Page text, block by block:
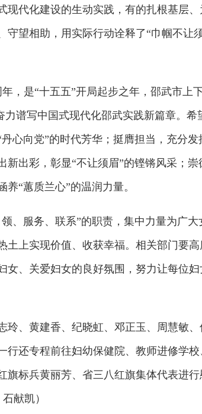
现代化建设的生动实践，有的扎根基层
望相助，用实际行动诠释了“巾帼不让
，是“十五五”开局起步之年，邵武市上
力谱写中国式现代化邵武实践新篇章。希
心向党”的时代芳华；挺膺担当，充分发
出彩，彰显“不让须眉”的铿锵风采；崇
“蕙质兰心”的温润力量。
、服务、联系”的职责，集中力量为广大
上实现价值、收获幸福。相关部门要高
女、关爱妇女的良好氛围，努力让每位
玲、黄建香、纪晓虹、邓正玉、周慧敏、
行还专程前往妇幼保健院、教师进修学校
标兵黄丽芳、省三八红旗集体代表进行
献凯）